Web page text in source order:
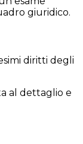
giuridico.
diritti degli
al dettaglio e